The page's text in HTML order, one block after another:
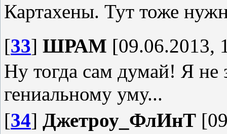
Картахены. Тут тоже
[33] ШРАМ [09.06.2013,
Ну тогда сам думай! Я
гениальному уму...
[34] Джетроу_ФлИнТ